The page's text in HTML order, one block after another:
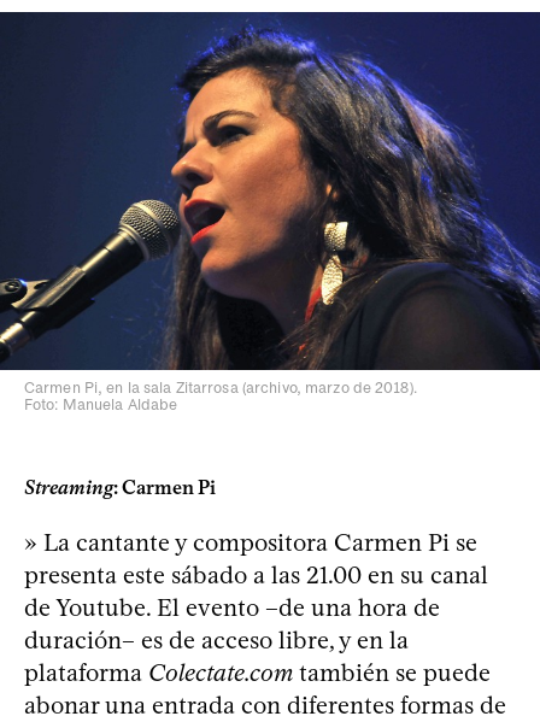
Carmen Pi, en la sala Zitarrosa (archivo, marzo de 2018).
Foto: Manuela Aldabe
Streaming: Carmen Pi
» La cantante y compositora Carmen Pi se
presenta este sábado a las 21.00 en su canal
de Youtube. El evento –de una hora de
duración– es de acceso libre, y en la
plataforma Colectate.com también se puede
abonar una entrada con diferentes formas de